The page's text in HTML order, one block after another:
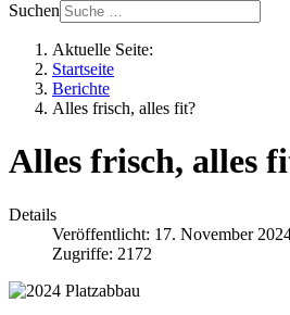
Suchen
Aktuelle Seite:
Startseite
Berichte
Alles frisch, alles fit?
Alles frisch, alles
Details
Veröffentlicht: 17. November
Zugriffe: 2172